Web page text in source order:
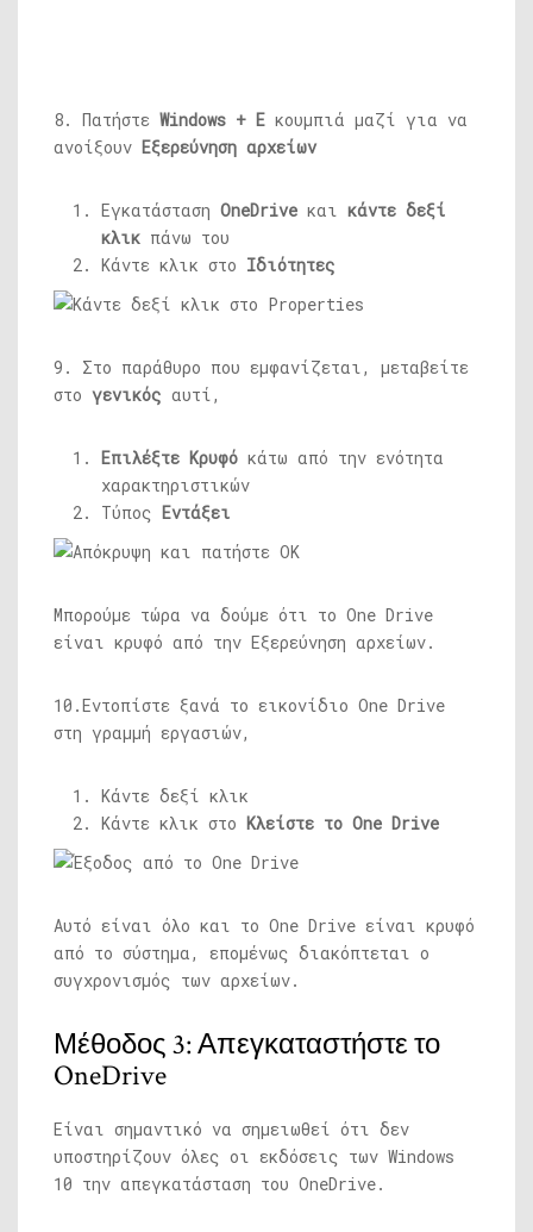
8. Πατήστε Windows + E κουμπιά μαζί για να
ανοίξουν Εξερεύνηση αρχείων
Εγκατάσταση OneDrive και κάντε δεξί
κλικ πάνω του
Κάντε κλικ στο Ιδιότητες
9. Στο παράθυρο που εμφανίζεται, μεταβείτε
στο γενικός αυτί,
Επιλέξτε Κρυφό κάτω από την ενότητα
χαρακτηριστικών
Τύπος Εντάξει
Μπορούμε τώρα να δούμε ότι το One Drive
είναι κρυφό από την Εξερεύνηση αρχείων.
10.Εντοπίστε ξανά το εικονίδιο One Drive
στη γραμμή εργασιών,
Κάντε δεξί κλικ
Κάντε κλικ στο Κλείστε το One Drive
Αυτό είναι όλο και το One Drive είναι κρυφό
από το σύστημα, επομένως διακόπτεται ο
συγχρονισμός των αρχείων.
Μέθοδος 3: Απεγκαταστήστε το
OneDrive
Είναι σημαντικό να σημειωθεί ότι δεν
υποστηρίζουν όλες οι εκδόσεις των Windows
10 την απεγκατάσταση του OneDrive.